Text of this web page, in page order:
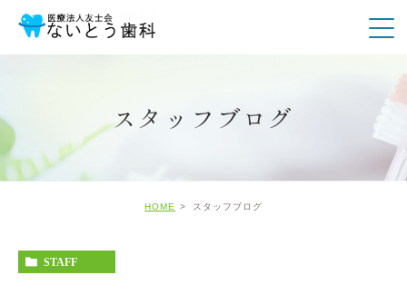
スタッフブログ
HOME スタッフブログ
STAFF